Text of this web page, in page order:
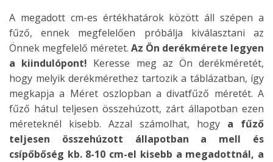
A megadott cm-es értékhatárok között áll szépen a
fűző, ennek megfelelően próbálja kiválasztani az
Önnek megfelelő méretet. Az Ön derékmérete legyen
a kiindulópont! Keresse meg az Ön derékméretét,
hogy melyik derékmérethez tartozik a táblázatban, így
megkapja a Méret oszlopban a divatfűző méretét. A
fűző hátul teljesen összehúzott, zárt állapotban ezen
méreteknél kisebb. Azzal számolhat, hogy a fűző
teljesen összehúzott állapotban a mell és
csípőbőség kb. 8-10 cm-el kisebb a megadottnál, a